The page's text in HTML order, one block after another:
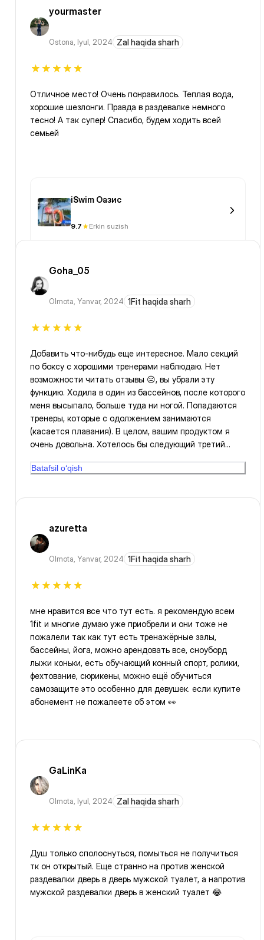
yourmaster
Ostona, Iyul, 2024 Zal haqida sharh
Отличное место! Очень понравилось. Теплая вода,
хорошие шезлонги. Правда в раздевалке немного
тесно! А так супер! Спасибо, будем ходить всей
семьей
iSwim Оазис
9.7 Erkin suzish
Goha_05
Olmota, Yanvar, 2024 1Fit haqida sharh
Добавить что-нибудь еще интересное. Мало секций
по боксу с хорошими тренерами наблюдаю. Нет
возможности читать отзывы ☹️, вы убрали эту
функцию. Ходила в один из бассейнов, после которого
меня высыпало, больше туда ни ногой. Попадаются
тренеры, которые с одолжением занимаются
(касается плавания). В целом, вашим продуктом я
очень довольна. Хотелось бы следующий третий
Batafsil o‘qish
azuretta
Olmota, Yanvar, 2024 1Fit haqida sharh
мне нравится все что тут есть. я рекомендую всем
1fit и многие думаю уже приобрели и они тоже не
пожалели так как тут есть тренажёрные залы,
бассейны, йога, можно арендовать все, сноуборд
лыжи коньки, есть обучающий конный спорт, ролики,
фехтование, сюрикены, можно ещё обучиться
самозащите это особенно для девушек. если купите
абонемент не пожалеете об этом 👀
GaLinKa
Olmota, Iyul, 2024 Zal haqida sharh
Душ только сполоснуться, помыться не получиться
тк он открытый. Еще странно на против женской
раздевалки дверь в дверь мужской туалет, а напротив
мужской раздевалки дверь в женский туалет 😂